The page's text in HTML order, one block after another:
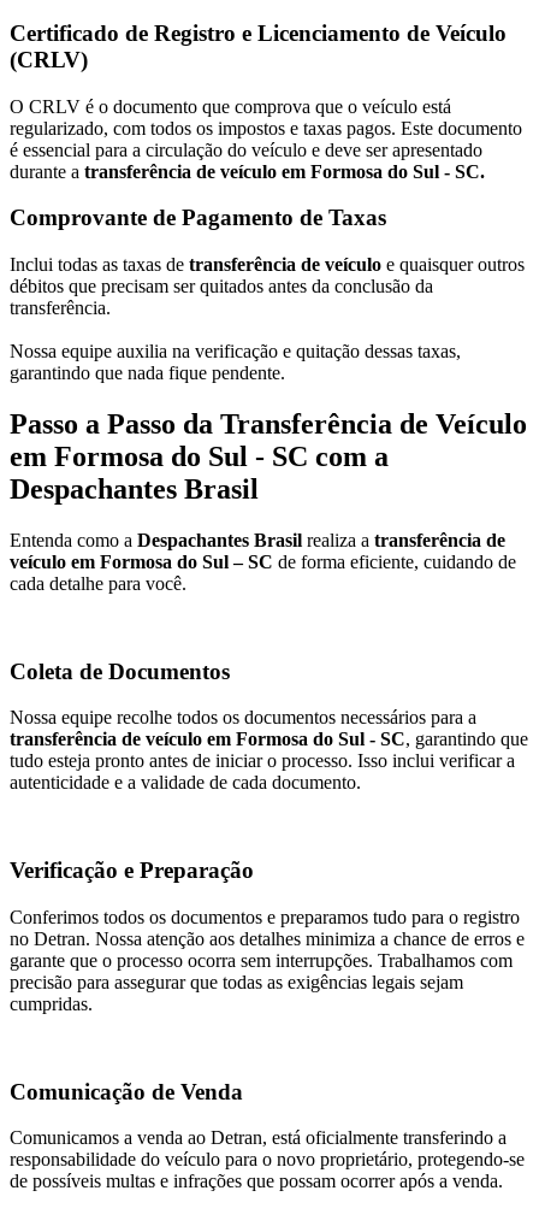
Certificado de Registro e Licenciamento de Veículo
(CRLV)
O CRLV é o documento que comprova que o veículo está
regularizado, com todos os impostos e taxas pagos. Este documento
é essencial para a circulação do veículo e deve ser apresentado
durante a transferência de veículo em Formosa do Sul - SC.
Comprovante de Pagamento de Taxas
Inclui todas as taxas de transferência de veículo e quaisquer outros
débitos que precisam ser quitados antes da conclusão da
transferência.
Nossa equipe auxilia na verificação e quitação dessas taxas,
garantindo que nada fique pendente.
Passo a Passo da Transferência de Veículo
em Formosa do Sul - SC com a
Despachantes Brasil
Entenda como a Despachantes Brasil realiza a transferência de
veículo em Formosa do Sul – SC de forma eficiente, cuidando de
cada detalhe para você.
Coleta de Documentos
Nossa equipe recolhe todos os documentos necessários para a
transferência de veículo em Formosa do Sul - SC, garantindo que
tudo esteja pronto antes de iniciar o processo. Isso inclui verificar a
autenticidade e a validade de cada documento.
Verificação e Preparação
Conferimos todos os documentos e preparamos tudo para o registro
no Detran. Nossa atenção aos detalhes minimiza a chance de erros e
garante que o processo ocorra sem interrupções. Trabalhamos com
precisão para assegurar que todas as exigências legais sejam
cumpridas.
Comunicação de Venda
Comunicamos a venda ao Detran, está oficialmente transferindo a
responsabilidade do veículo para o novo proprietário, protegendo-se
de possíveis multas e infrações que possam ocorrer após a venda.